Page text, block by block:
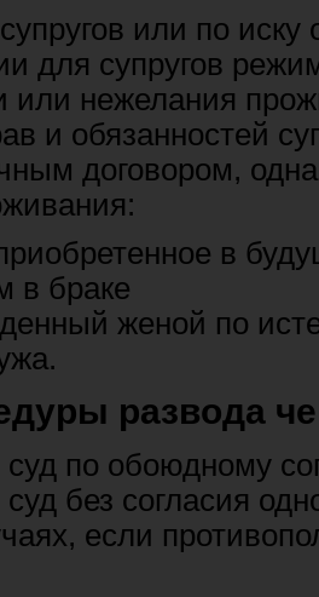
или по
для супругов
или нежелания
и обязанностей
договором,
в
в браке
женой по
развода
суд по обоюдному
без согласия
если